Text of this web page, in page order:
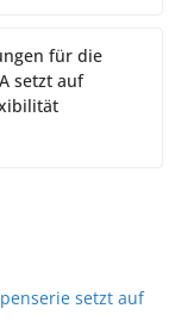
für die
setzt auf
setzt auf